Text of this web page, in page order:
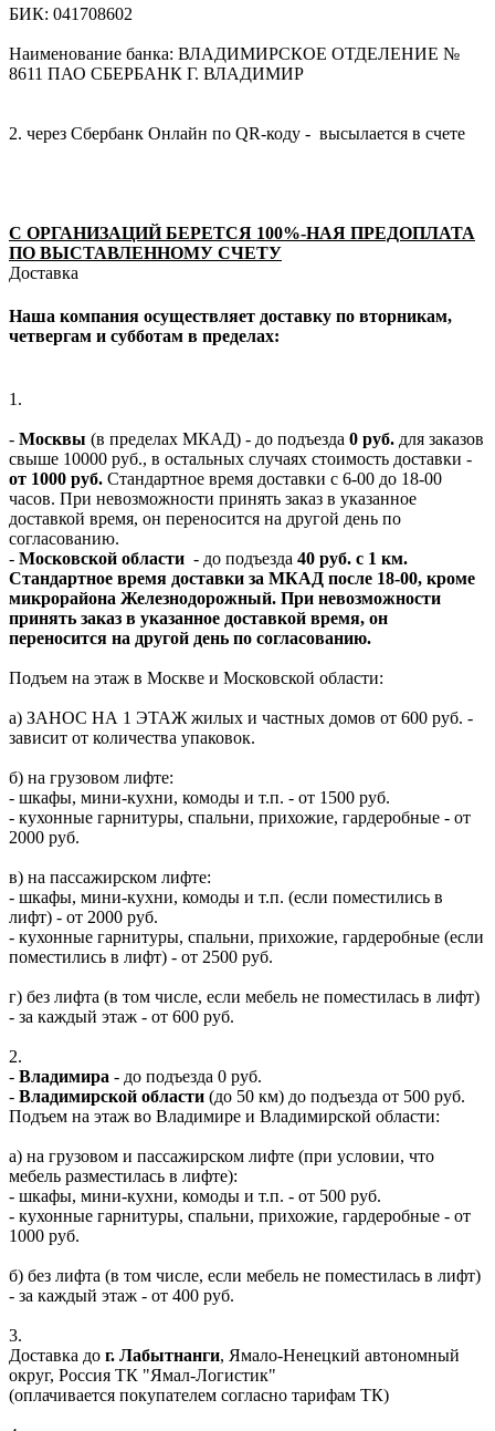
БИК: 041708602
Наименование банка: ВЛАДИМИРСКОЕ ОТДЕЛЕНИЕ №
8611 ПАО СБЕРБАНК Г. ВЛАДИМИР
2. через Сбербанк Онлайн по QR-коду - высылается в счете
С ОРГАНИЗАЦИЙ БЕРЕТСЯ 100%-НАЯ ПРЕДОПЛАТА
ПО ВЫСТАВЛЕННОМУ СЧЕТУ
Доставка
Наша компания осуществляет доставку по вторникам,
четвергам и субботам в пределах:
1.
- Москвы (в пределах МКАД) - до подъезда 0 руб. для заказов
свыше 10000 руб., в остальных случаях стоимость доставки -
от 1000 руб. Стандартное время доставки с 6-00 до 18-00
часов. При невозможности принять заказ в указанное
доставкой время, он переносится на другой день по
согласованию.
- Московской области - до подъезда 40 руб. с 1 км.
Стандартное время доставки за МКАД после 18-00, кроме
микрорайона Железнодорожный. При невозможности
принять заказ в указанное доставкой время, он
переносится на другой день по согласованию.
Подъем на этаж в Москве и Московской области:
а) ЗАНОС НА 1 ЭТАЖ жилых и частных домов от 600 руб. -
зависит от количества упаковок.
б) на грузовом лифте:
- шкафы, мини-кухни, комоды и т.п. - от 1500 руб.
- кухонные гарнитуры, спальни, прихожие, гардеробные - от
2000 руб.
в) на пассажирском лифте:
- шкафы, мини-кухни, комоды и т.п. (если поместились в
лифт) - от 2000 руб.
- кухонные гарнитуры, спальни, прихожие, гардеробные (если
поместились в лифт) - от 2500 руб.
г) без лифта (в том числе, если мебель не поместилась в лифт)
- за каждый этаж - от 600 руб.
2.
- Владимира - до подъезда 0 руб.
- Владимирской области (до 50 км) до подъезда от 500 руб.
Подъем на этаж во Владимире и Владимирской области:
а) на грузовом и пассажирском лифте (при условии, что
мебель разместилась в лифте):
- шкафы, мини-кухни, комоды и т.п. - от 500 руб.
- кухонные гарнитуры, спальни, прихожие, гардеробные - от
1000 руб.
б) без лифта (в том числе, если мебель не поместилась в лифт)
- за каждый этаж - от 400 руб.
3.
Доставка до г. Лабытнанги, Ямало-Ненецкий автономный
округ, Россия ТК "Ямал-Логистик"
(оплачивается покупателем согласно тарифам ТК)